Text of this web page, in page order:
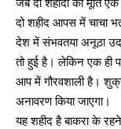
दो शहीद आपस में चाचा
देश में संभवतया अनूठा
तो हुई है। लेकिन एक ही
आप में गौरवशाली है।
अनावरण किया जाएगा।
यह शहीद है बाकरा के